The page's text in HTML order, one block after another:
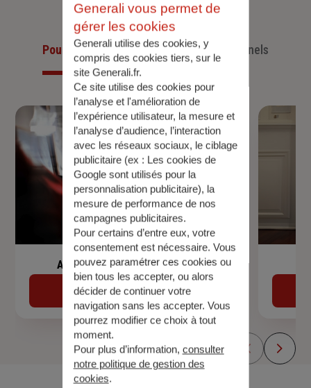
Pour les particuliersPour les professionnels
Assurance de prêt immobilier
Découvrir
Generali vous permet de
gérer les cookies
Generali utilise des cookies, y
compris des cookies tiers, sur le
site Generali.fr.
Ce site utilise des cookies pour
l’analyse et l'amélioration de
l’expérience utilisateur, la mesure et
l’analyse d’audience, l’interaction
avec les réseaux sociaux, le ciblage
publicitaire (ex : Les cookies de
Google sont utilisés pour la
personnalisation publicitaire), la
mesure de performance de nos
campagnes publicitaires.
Pour certains d’entre eux, votre
consentement est nécessaire. Vous
pouvez paramétrer ces cookies ou
bien tous les accepter, ou alors
décider de continuer votre
navigation sans les accepter. Vous
pourrez modifier ce choix à tout
moment.
Pour plus d’information, consulter
notre politique de gestion des
cookies.